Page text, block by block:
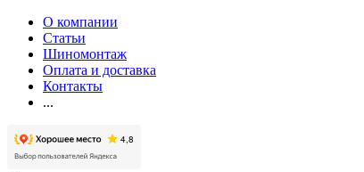
О компании
Статьи
Шиномонтаж
Оплата и доставка
Контакты
...